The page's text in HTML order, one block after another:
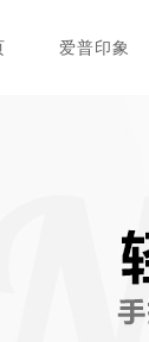
爱普印象